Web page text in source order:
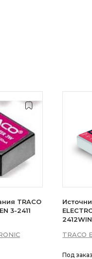
TRACO
3-2411
2412WIN
TRACO
Под заказ